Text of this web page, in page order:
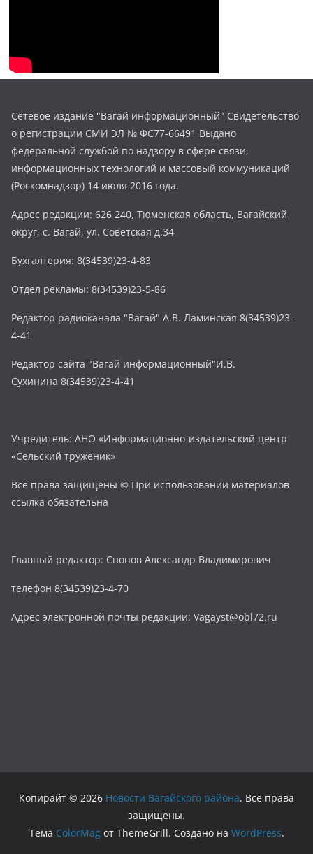
Сетевое издание "Вагай информационный" Свидетельство
о регистрации СМИ ЭЛ № ФС77-66491 Выдано
федеральной службой по надзору в сфере связи,
информационных технологий и массовый коммуникаций
(Роскомнадзор) 14 июля 2016 года.
Адрес редакции: 626 240, Тюменская область, Вагайский
округ, с. Вагай, ул. Советская д.34
Бухгалтерия: 8(34539)23-4-83
Отдел рекламы: 8(34539)23-5-86
Редактор радиоканала "Вагай" А.В. Ламинская 8(34539)23-
4-41
Редактор сайта "Вагай информационный"И.В.
Сухинина 8(34539)23-4-41
Учредитель: АНО «Информационно-издательский центр
«Сельский труженик»
Все права защищены © При использовании материалов
ссылка обязательна
Главный редактор: Снопов Александр Владимирович
телефон 8(34539)23-4-70
Адрес электронной почты редакции: Vagayst@obl72.ru
Копирайт © 2026 Новости Вагайского района. Все права
защищены.
Тема ColorMagот ThemeGrill. Создано на WordPress.